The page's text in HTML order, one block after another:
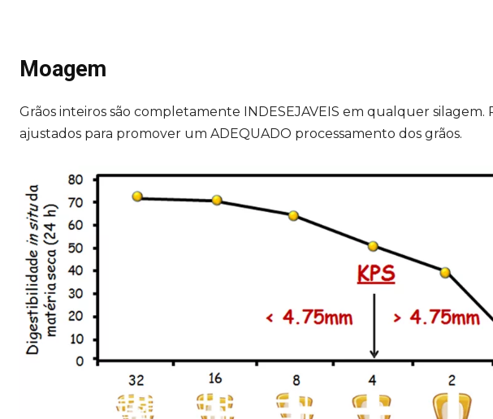
Moagem
Grãos inteiros são completamente INDESEJAVEIS em qualquer
ajustados para promover um ADEQUADO processamento dos grãos.